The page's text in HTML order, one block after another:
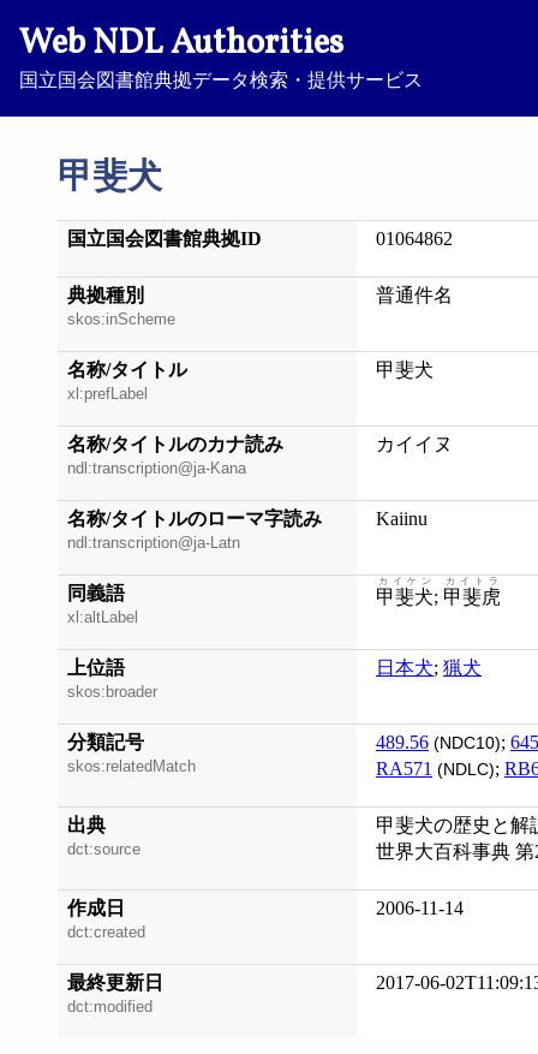
Web NDL Authorities
国立国会図書館典拠データ検索・提供サービス
甲斐犬
国立国会図書館典拠ID 01064862
典拠種別
skos:inScheme
普通件名
名称/タイトル
xl:prefLabel
甲斐犬
名称/タイトルのカナ読み
ndl:transcription@ja-Kana
カイイヌ
名称/タイトルのローマ字読み
ndl:transcription@ja-Latn
Kaiinu
同義語
xl:altLabel
甲斐犬
カイケン
; 甲斐虎
カイトラ
上位語
skos:broader
日本犬; 猟犬
分類記号
skos:relatedMatch
489.56 (NDC10);
RA571 (NDLC);
出典
dct:source
甲斐犬の歴史と解
世界大百科事典 第
作成日
dct:created
2006-11-14
最終更新日
dct:modified
2017-06-